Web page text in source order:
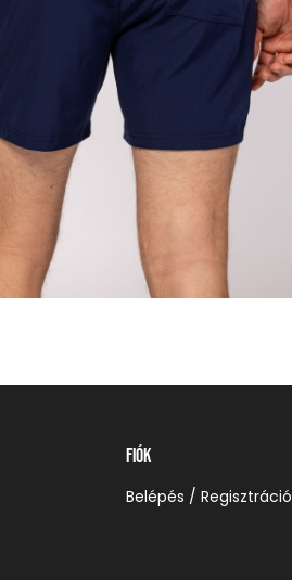
Fiók
Belépés / Regisztráció